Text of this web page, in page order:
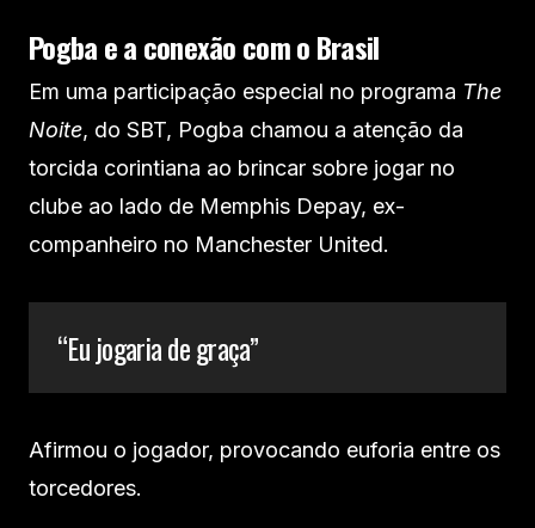
Pogba e a conexão com o Brasil
Em uma participação especial no programa The
Noite, do SBT, Pogba chamou a atenção da
torcida corintiana ao brincar sobre jogar no
clube ao lado de Memphis Depay, ex-
companheiro no Manchester United.
“Eu jogaria de graça”
Afirmou o jogador, provocando euforia entre os
torcedores.